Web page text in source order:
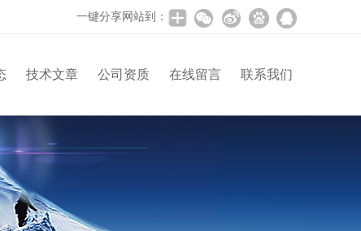
一键分享网站到：
技术文章 公司资质 在线留言 联系我们